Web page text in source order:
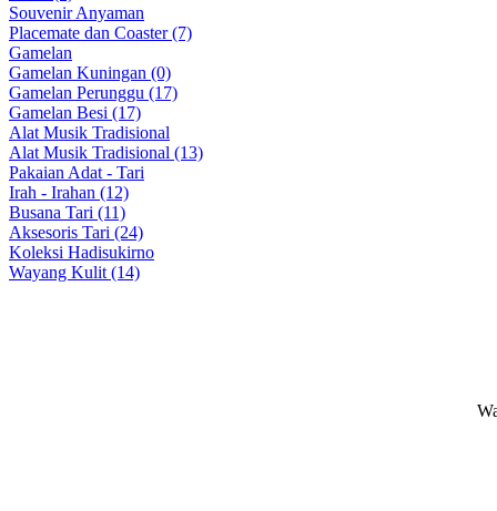
Souvenir Anyaman
Placemate dan Coaster (7)
Gamelan
Gamelan Kuningan (0)
Gamelan Perunggu (17)
Gamelan Besi (17)
Alat Musik Tradisional
Alat Musik Tradisional (13)
Pakaian Adat - Tari
Irah - Irahan (12)
Busana Tari (11)
Aksesoris Tari (24)
Koleksi Hadisukirno
Wayang Kulit (14)